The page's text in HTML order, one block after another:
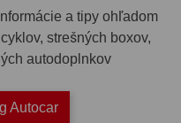
a tipy ohľadom
strešných boxov,
autodoplnkov
Autocar